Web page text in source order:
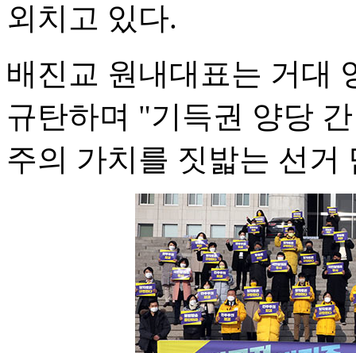
외치고 있다.
배진교 원내대표는 거대
규탄하며 "기득권 양당
주의 가치를 짓밟는 선거